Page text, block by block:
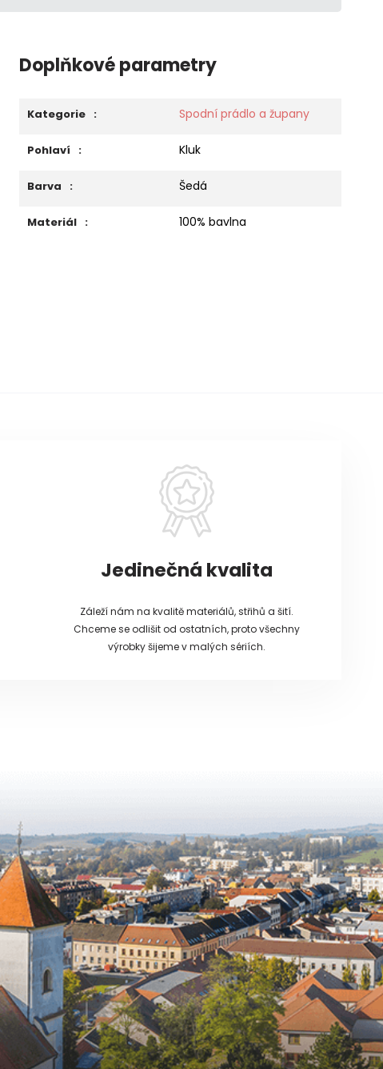
Doplňkové parametry
Kategorie : Spodní prádlo a župany
Pohlaví : Kluk
Barva : Šedá
Materiál : 100% bavlna
Jedinečná kvalita
Záleží nám na kvalitě materiálů, střihů a šití.
Chceme se odlišit od ostatních, proto všechny
výrobky šijeme v malých sériích.